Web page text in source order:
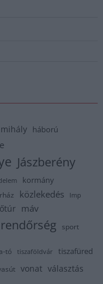
háború
Jászberény
kormány
közlekedés lmp
máv
rendőrség sport
tó tiszaföldvár tiszafüred
vonat választás